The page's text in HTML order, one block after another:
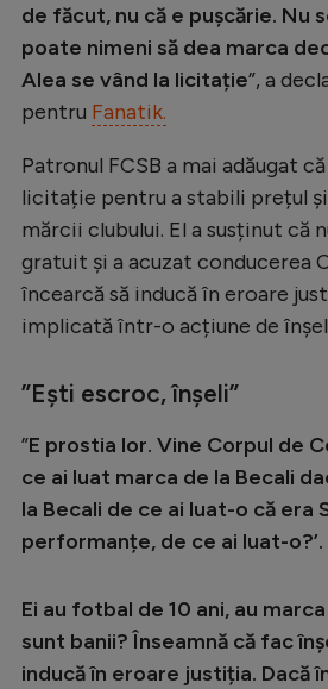
de făcut, nu că e pușcărie. Nu
poate nimeni să dea marca
Alea se vând la licitație”, a
pentru Fanatik.
Patronul FCSB a mai adăugat
licitație pentru a stabili prețul
mărcii clubului. El a susținut că
gratuit și a acuzat conducerea
încearcă să inducă în eroare
implicată într-o acțiune de
”Ești escroc, înșeli”
”E prostia lor. Vine Corpul de
ce ai luat marca de la Becali
la Becali de ce ai luat-o că era
performanțe, de ce ai luat-o?’.
Ei au fotbal de 10 ani, au
sunt banii? Înseamnă că fac
inducă în eroare justiția. Dacă